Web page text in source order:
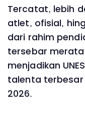
Tercatat, lebih
atlet, ofisial,
dari rahim
tersebar
menjadikan
talenta terbesar
2026.